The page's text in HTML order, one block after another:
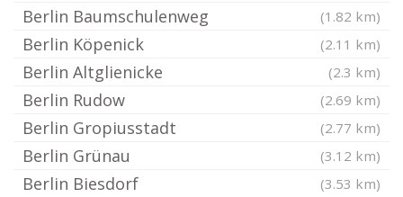
Berlin Baumschulenweg (1.82 km)
Berlin Köpenick (2.11 km)
Berlin Altglienicke (2.3 km)
Berlin Rudow (2.69 km)
Berlin Gropiusstadt (2.77 km)
Berlin Grünau (3.12 km)
Berlin Biesdorf (3.53 km)